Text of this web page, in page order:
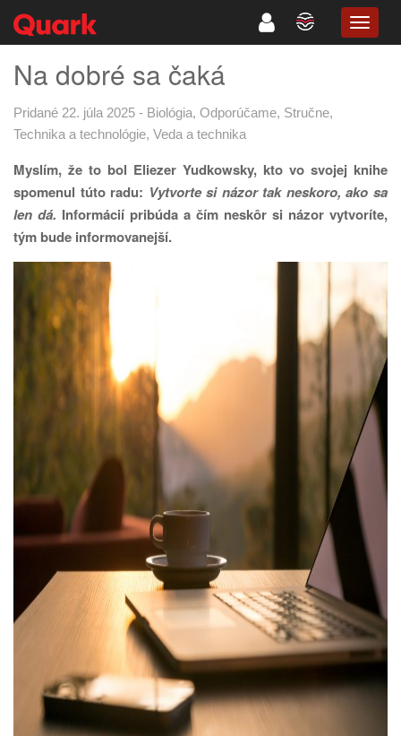
Na dobré sa čaká
Pridané 22. júla 2025 - Biológia, Odporúčame, Stručne,
Technika a technológie, Veda a technika
Myslím, že to bol Eliezer Yudkowsky, kto vo svojej knihe
spomenul túto radu: Vytvorte si názor tak neskoro,ako sa
len dá. Informácií pribúda a čím neskôr si názor vytvoríte,
tým bude informovanejší.